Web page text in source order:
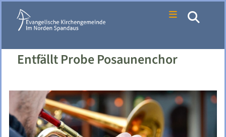
Entfällt Probe Posaunenchor